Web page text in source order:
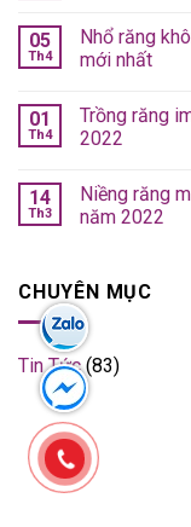
05
Th4
Nhổ răng
mới nhất
01
Th4
Trồng răng
2022
14
Th3
Niềng răng
năm 2022
CHUYÊN MỤC
Tin Tức(83)